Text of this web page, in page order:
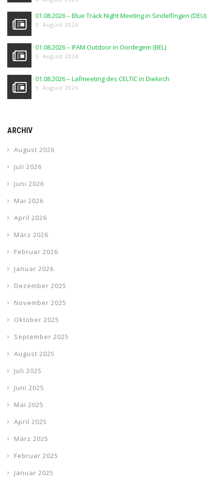
01.08.2026 – Blue Track Night Meeting in Sindelfingen (DEU)
3. August 2026
01.08.2026 – IFAM Outdoor in Oordegem (BEL)
3. August 2026
01.08.2026 – Lafmeeting des CELTIC in Diekirch
3. August 2026
ARCHIV
August 2026
Juli 2026
Juni 2026
Mai 2026
April 2026
März 2026
Februar 2026
Januar 2026
Dezember 2025
November 2025
Oktober 2025
September 2025
August 2025
Juli 2025
Juni 2025
Mai 2025
April 2025
März 2025
Februar 2025
Januar 2025